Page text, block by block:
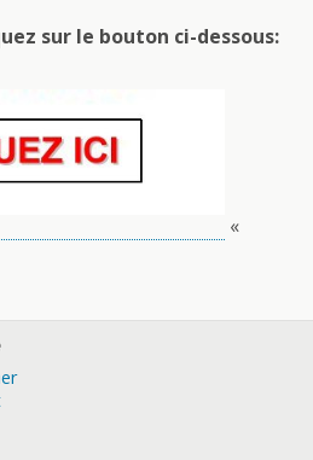
sur le bouton ci-dessous:
«